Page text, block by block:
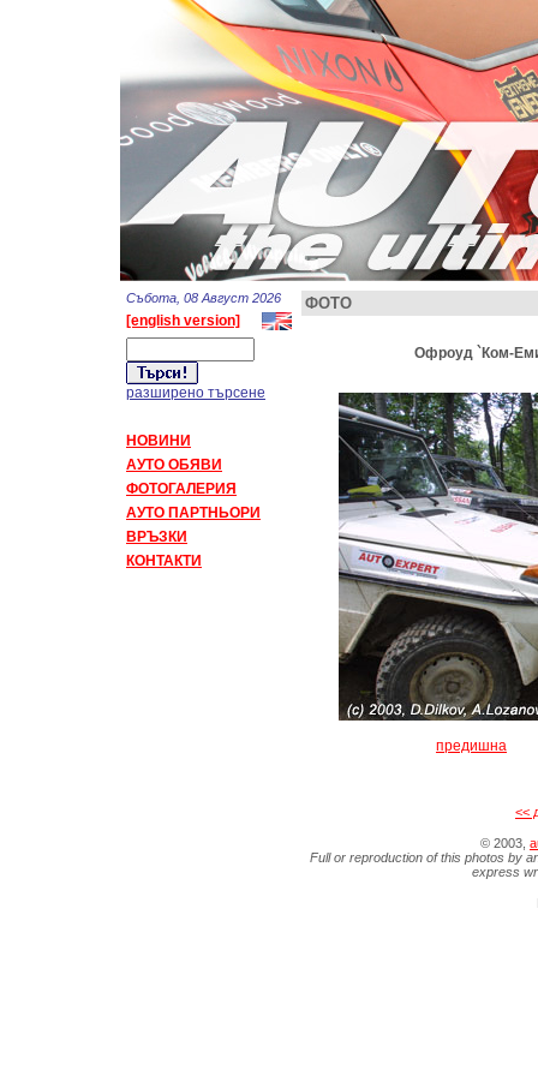
Събота, 08 Август 2026
[english version]
разширено търсене
НОВИНИ
АУТО ОБЯВИ
ФОТОГАЛЕРИЯ
АУТО ПАРТНЬОРИ
ВРЪЗКИ
КОНТАКТИ
ФОТО
Офроуд `Ком-
предишна
<<
© 2003,
Full or reproduction of this photos by
express